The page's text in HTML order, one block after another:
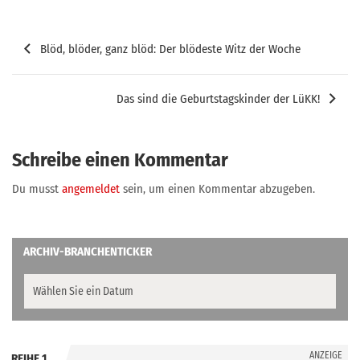
Beitragsnavigation
Blöd, blöder, ganz blöd: Der blödeste Witz der Woche
Das sind die Geburtstagskinder der LüKK!
Schreibe einen Kommentar
Du musst angemeldet sein, um einen Kommentar abzugeben.
ARCHIV-BRANCHENTICKER
ANZEIGE